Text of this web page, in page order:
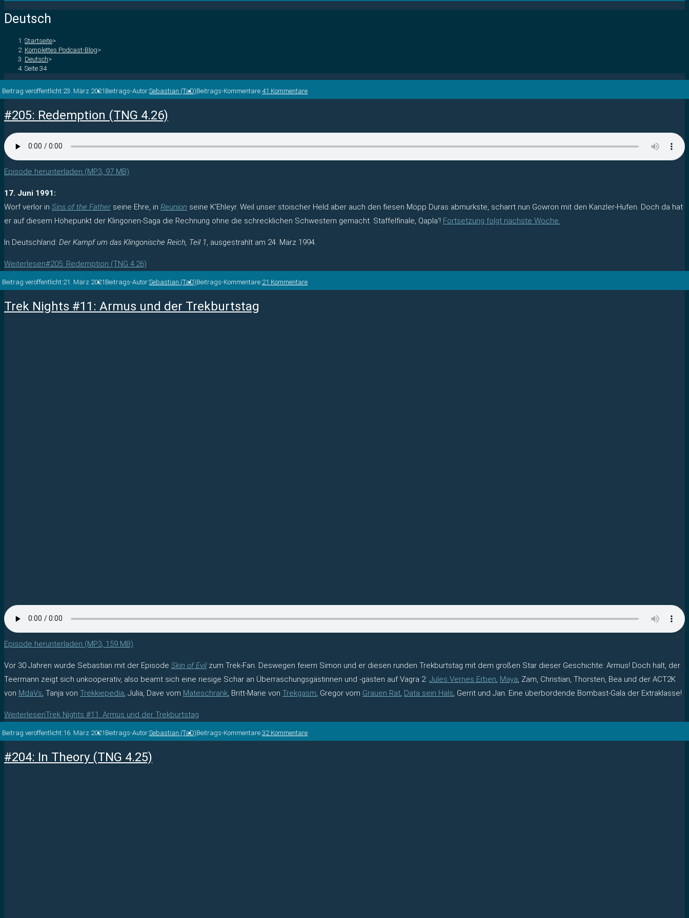
Deutsch
Startseite>
Komplettes Podcast-Blog>
Deutsch>
Seite 34
Beitrag veröffentlicht:23. März 2021 Beitrags-Autor:Sebastian (TaD)Beitrags-Kommentare:41 Kommentare
#205: Redemption (TNG 4.26)
Episode herunterladen (MP3, 97 MB)
17. Juni 1991:
Worf verlor in Sins of the Fatherseine Ehre, in Reunion seine K’Ehleyr. Weil unser stoischer Held aber auch den fiesen Möpp Duras abmurkste, scharrt nun Gowron mit den Kanzler-Hufen. Doch da hat
er auf diesem Höhepunkt der Klingonen-Saga die Rechnung ohne die schrecklichen Schwestern gemacht. Staffelfinale, Qapla‘! Fortsetzung folgt nächste Woche.
In Deutschland: Der Kampf um das Klingonische Reich, Teil 1, ausgestrahlt am 24. März 1994.
Weiterlesen#205: Redemption (TNG 4.26)
Beitrag veröffentlicht:21. März 2021 Beitrags-Autor:Sebastian (TaD)Beitrags-Kommentare:21 Kommentare
Trek Nights #11: Armus und der Trekburtstag
Episode herunterladen (MP3, 159 MB)
Vor 30 Jahren wurde Sebastian mit der Episode Skin of Evil zum Trek-Fan. Deswegen feiern Simon und er diesen runden Trekburtstag mit dem großen Star dieser Geschichte: Armus! Doch halt, der
Teermann zeigt sich unkooperativ, also beamt sich eine riesige Schar an Überraschungsgästinnen und -gästen auf Vagra 2: Jules Vernes Erben, Maya, Zam, Christian, Thorsten, Bea und der ACT2K
von MdaVs, Tanja von Trekkiepedia, Julia, Dave vom Mateschrank, Britt-Marie von Trekgasm, Gregor vom Grauen Rat, Data sein Hals, Gerrit und Jan. Eine überbordende Bombast-Gala der Extraklasse!
WeiterlesenTrek Nights #11: Armus und der Trekburtstag
Beitrag veröffentlicht:16. März 2021 Beitrags-Autor:Sebastian (TaD)Beitrags-Kommentare:32 Kommentare
#204: In Theory (TNG 4.25)